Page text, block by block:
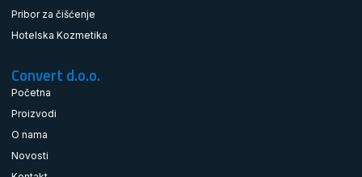
Pribor za čišćenje
Hotelska Kozmetika
Convert d.o.o.
Početna
Proizvodi
O nama
Novosti